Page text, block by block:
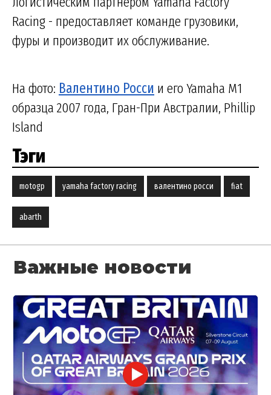
Racing - предоставляет команде грузовики,
фуры и производит их обслуживание.
На фото: Валентино Росси и его Yamaha M1
образца 2007 года, Гран-При Австралии, Phillip
Island
Тэги
motogp yamaha factory racing валентино росси fiat
abarth
Важные новости